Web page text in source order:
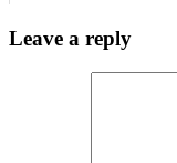
Leave a reply